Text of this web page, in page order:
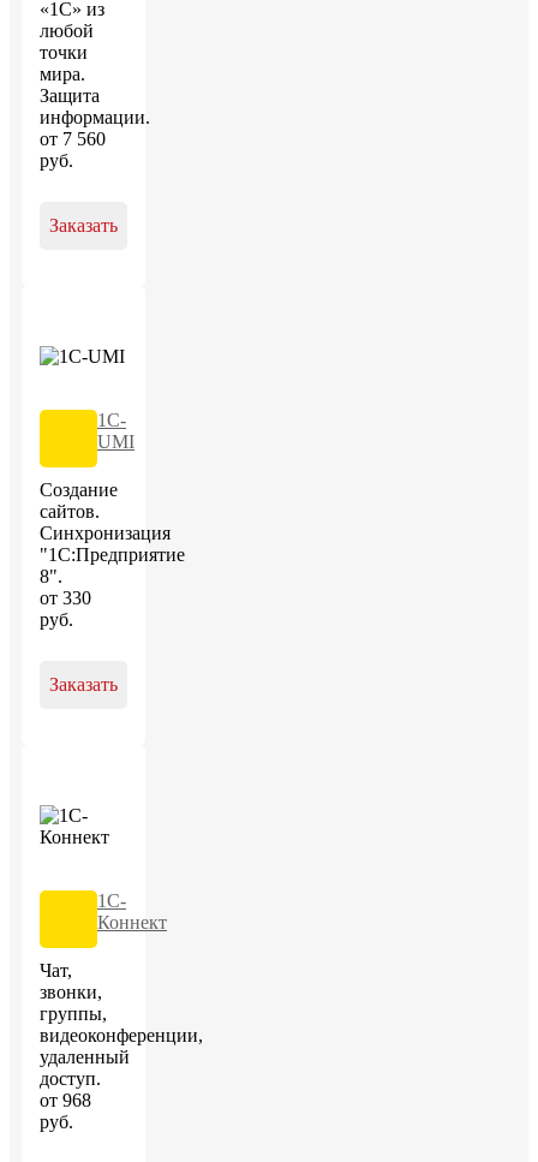
«1С» из
любой
точки
мира.
Защита
информации.
от 7 560
руб.
Заказать
1C-
UMI
Создание
сайтов.
Синхронизация
"1С:Предприятие
8".
от 330
руб.
Заказать
1С-
Коннект
Чат,
звонки,
группы,
видеоконференции,
удаленный
доступ.
от 968
руб.